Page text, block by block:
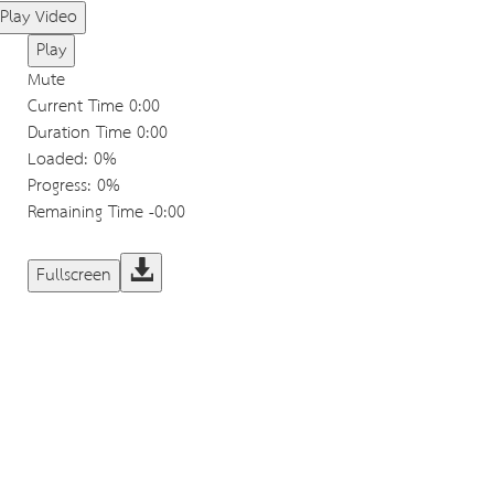
Play Video
Play
Mute
Current Time0:00
Duration Time0:00
Loaded: 0%
Progress: 0%
Remaining Time-0:00
Fullscreen